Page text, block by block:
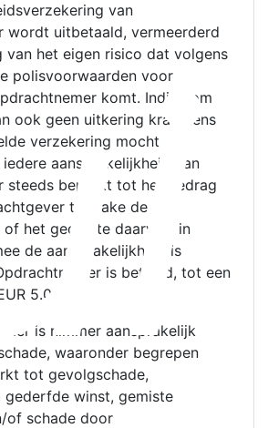
van
wordt uitbetaald, vermeerderd
van het eigen risico dat volgens
polisvoorwaarden voor
komt. Indien om
ook geen uitkering krachtens
verzekering mocht
aansprakelijkheid van
steeds beperkt tot het bedrag
ter zake de
of het gedeelte daarvan, in
de aansprakelijkheid is
is betaald, tot een
5.000.
is nimmer aansprakelijk
waaronder begrepen
tot gevolgschade,
gederfde winst, gemiste
of schade door